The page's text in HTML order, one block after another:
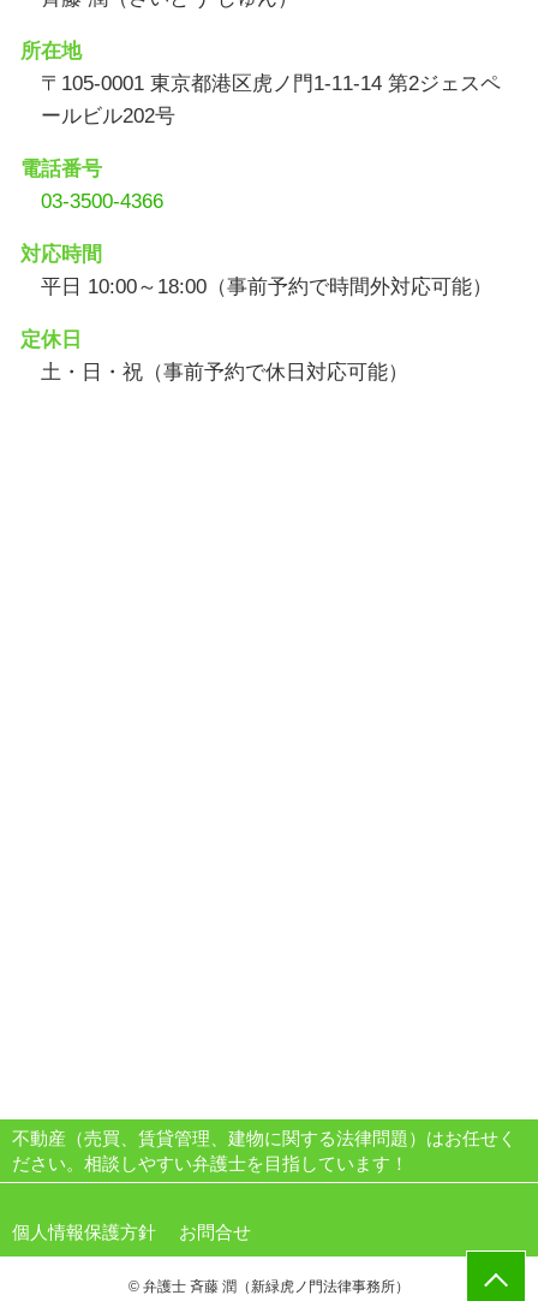
所在地
〒105-0001 東京都港区虎ノ門1-11-14 第2ジェスペ
ールビル202号
電話番号
03-3500-4366
対応時間
平日 10:00～18:00（事前予約で時間外対応可能）
定休日
土・日・祝（事前予約で休日対応可能）
不動産（売買、賃貸管理、建物に関する法律問題）はお任せく
ださい。相談しやすい弁護士を目指しています！
個人情報保護方針 お問合せ
© 弁護士 斉藤 潤（新緑虎ノ門法律事務所）